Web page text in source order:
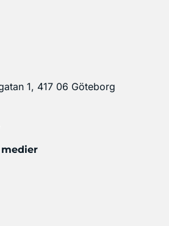
1, 417 06 Göteborg
medier